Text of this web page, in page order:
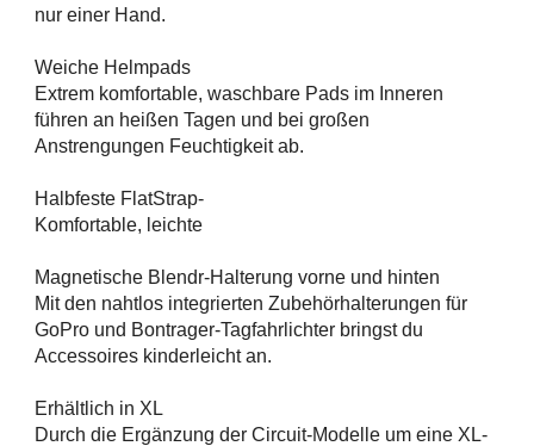
nur einer Hand.
Weiche Helmpads
Extrem komfortable, waschbare Pads im Inneren
führen an heißen Tagen und bei großen
Anstrengungen Feuchtigkeit ab.
Halbfeste FlatStrap-
Komfortable, leichte
Magnetische Blendr-Halterung vorne und hinten
Mit den nahtlos integrierten Zubehörhalterungen für
GoPro und Bontrager-Tagfahrlichter bringst du
Accessoires kinderleicht an.
Erhältlich in XL
Durch die Ergänzung der Circuit-Modelle um eine XL-